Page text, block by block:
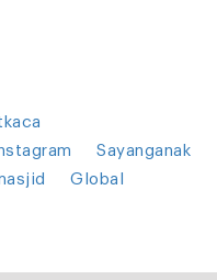
Sayanganak
Global